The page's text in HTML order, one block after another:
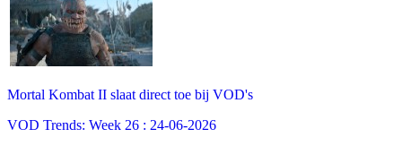
Mortal Kombat II slaat direct toe bij VOD's
VOD Trends: Week 26 : 24-06-2026